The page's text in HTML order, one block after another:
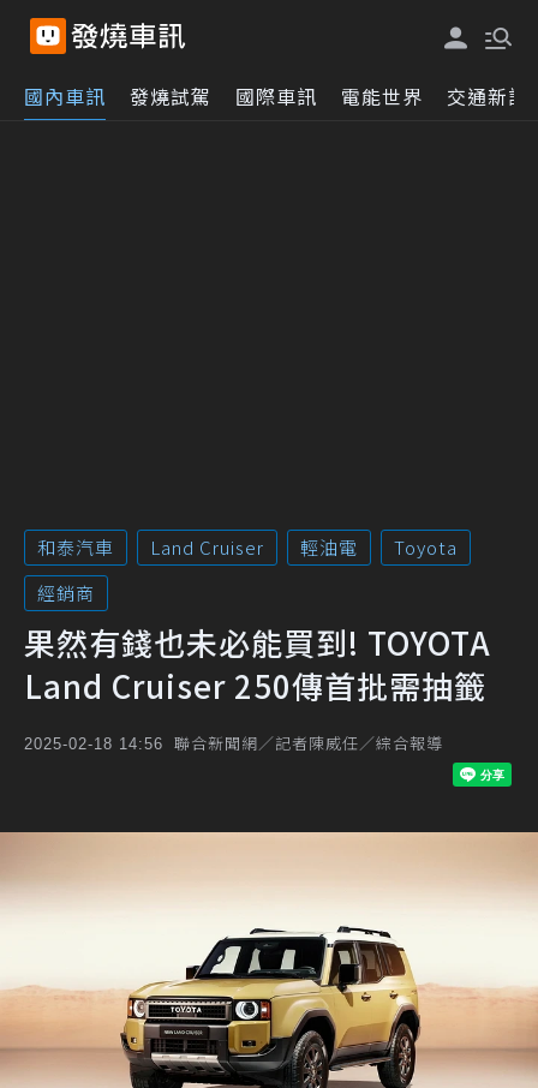
國內車訊 發燒試駕 國際車訊 電能世界 交通新訊
和泰汽車 Land Cruiser 輕油電
Toyota
經銷商
果然有錢也未必能買到! TOYOTA
Land Cruiser 250傳首批需抽籤
2025-02-18 14:56 聯合新聞網／記者陳威任／綜合報導